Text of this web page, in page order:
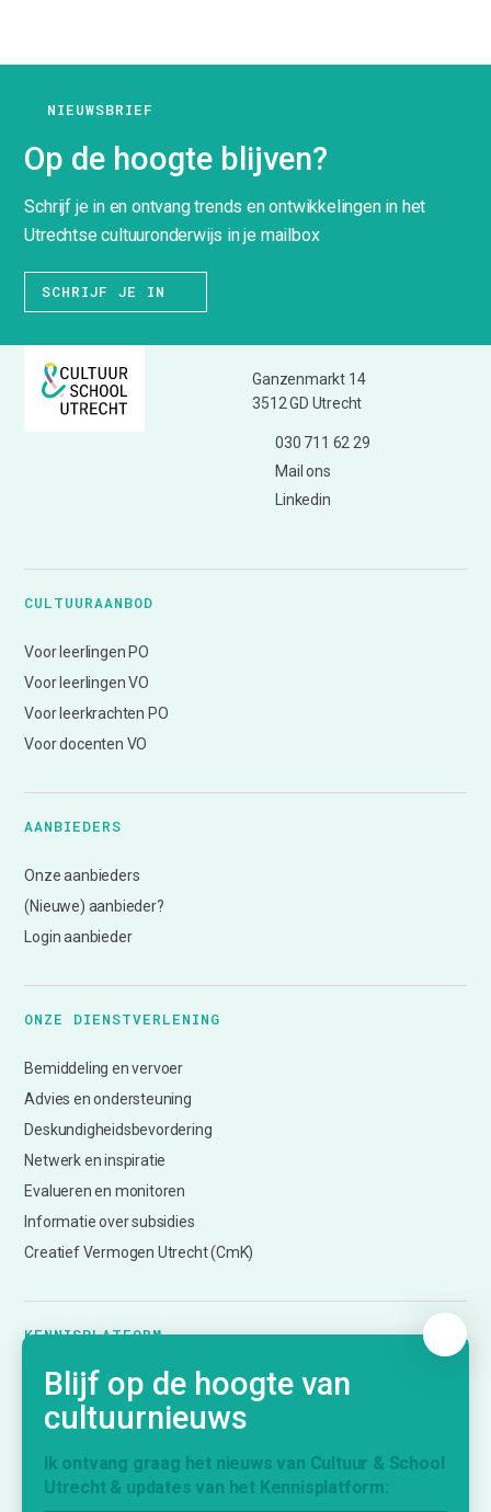
NIEUWSBRIEF
Op de hoogte blijven?
Schrijf je in en ontvang trends en ontwikkelingen in het
Utrechtse cultuuronderwijs in je mailbox
SCHRIJF JE IN
Ganzenmarkt 14
3512 GD Utrecht
030 711 62 29
Mail ons
Linkedin
CULTUURAANBOD
Voor leerlingen PO
Voor leerlingen VO
Voor leerkrachten PO
Voor docenten VO
AANBIEDERS
Onze aanbieders
(Nieuwe) aanbieder?
Login aanbieder
ONZE DIENSTVERLENING
Bemiddeling en vervoer
Advies en ondersteuning
Deskundigheidsbevordering
Netwerk en inspiratie
Evalueren en monitoren
Informatie over subsidies
Creatief Vermogen Utrecht (CmK)
KENNISPLATFORM
Nieuws
Agenda
Vraag & Aanbod
Blijf op de hoogte van
cultuurnieuws
Ik ontvang graag het nieuws van Cultuur & School
Utrecht & updates van het Kennisplatform: